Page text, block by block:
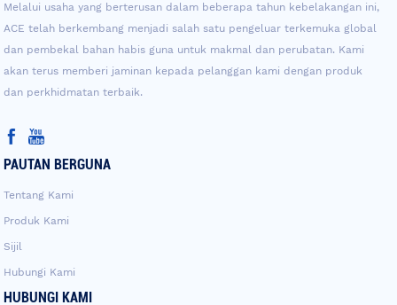
Melalui usaha yang berterusan dalam beberapa tahun kebelakangan ini,
ACE telah berkembang menjadi salah satu pengeluar terkemuka global
dan pembekal bahan habis guna untuk makmal dan perubatan. Kami
akan terus memberi jaminan kepada pelanggan kami dengan produk
dan perkhidmatan terbaik.
PAUTAN BERGUNA
Tentang Kami
Produk Kami
Sijil
Hubungi Kami
HUBUNGI KAMI